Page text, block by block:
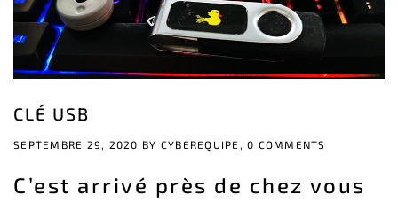
CLÉ USB
SEPTEMBRE 29, 2020 BY CYBEREQUIPE, 0 COMMENTS
C’est arrivé près de chez vous